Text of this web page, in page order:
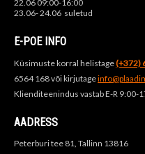
22.06 09:00-16:00
23.06- 24.06 suletud
E-POE INFO
Küsimuste korral helistage(+372)
6564 168 või kirjutage
Klienditeenindus vastab E-R 9:00-
AADRESS
Peterburi tee 81, Tallinn 13816